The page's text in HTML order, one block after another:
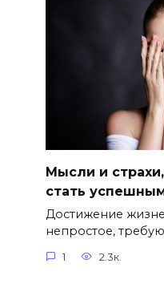
Мысли и
стать
Достижение
непростое,
1 2.3к.